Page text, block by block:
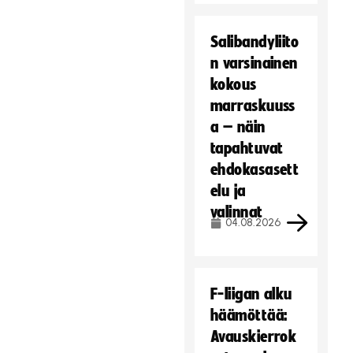
Hyväksy markkinointievästeet
Salibandyliito
n varsinainen
kokous
marraskuuss
a – näin
tapahtuvat
ehdokasasett
elu ja
valinnat
04.08.2026
F-liigan alku
häämöttää:
Avauskierrok